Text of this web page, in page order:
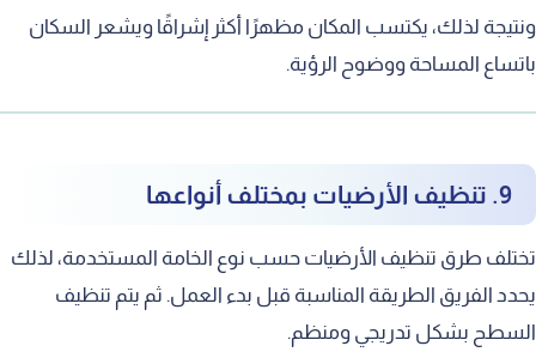
ونتيجة لذلك، يكتسب المكان مظهرًا أكثر إشراقًا ويشعر السكان
باتساع المساحة ووضوح الرؤية.
9. تنظيف الأرضيات بمختلف أنواعها
تختلف طرق تنظيف الأرضيات حسب نوع الخامة المستخدمة، لذلك
يحدد الفريق الطريقة المناسبة قبل بدء العمل. ثم يتم تنظيف
السطح بشكل تدريجي ومنظم.